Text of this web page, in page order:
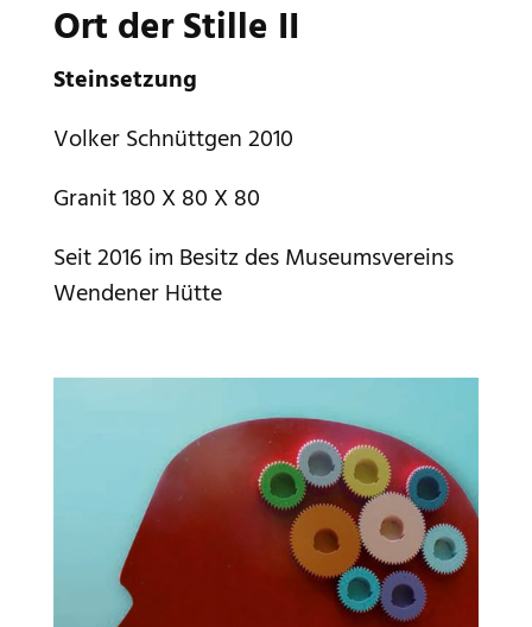
Ort der Stille II
Steinsetzung
Volker Schnüttgen 2010
Granit 180 X 80 X 80
Seit 2016 im Besitz des Museumsvereins
Wendener Hütte